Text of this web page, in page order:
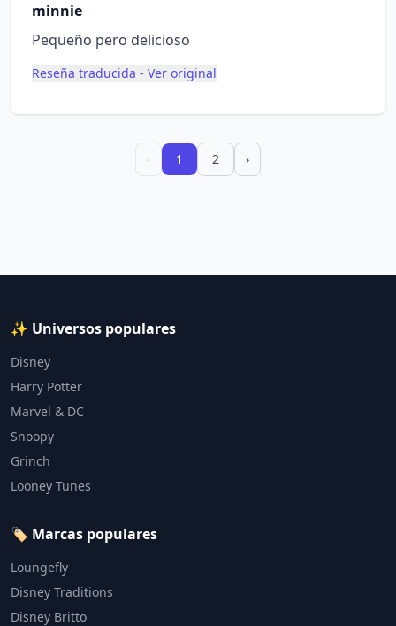
minnie
Pequeño pero delicioso
Reseña traducida - Ver original
‹ 1 2 ›
✨ Universos populares
Disney
Harry Potter
Marvel & DC
Snoopy
Grinch
Looney Tunes
🏷️ Marcas populares
Loungefly
Disney Traditions
Disney Britto